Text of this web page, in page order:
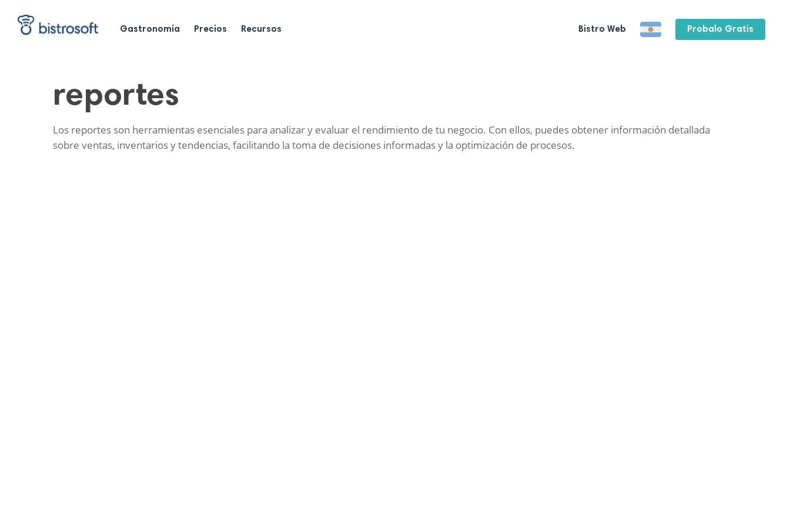
main
Gastronomía Precios Recursos Bistro Web Probalo Gratis
reportes
Los reportes son herramientas esenciales para analizar y evaluar el rendimiento de tu negocio. Con ellos, puedes obtener información detallada
sobre ventas, inventarios y tendencias, facilitando la toma de decisiones informadas y la optimización de procesos.